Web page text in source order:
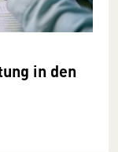
in den